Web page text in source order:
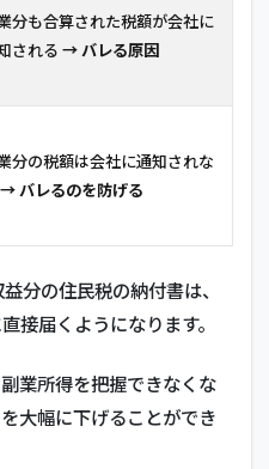
分も合算された税額が会社に
される → バレる原因
分の税額は会社に通知されな
→ バレるのを防げる
分の住民税の納付書は、
接届くようになります。
業所得を把握できなくな
大幅に下げることができ